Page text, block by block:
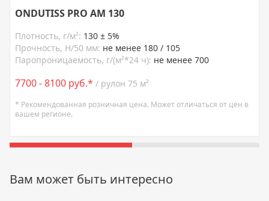
ONDUTISS PRO AM 130
Плотность, г/м²: 130 ± 5%
Прочность, Н/50 мм: не менее 180 / 105
Паропроницаемость, г/(м²*24 ч): не менее 700
7700 - 8100 руб.* / рулон 75 м²
* Рекомендованная розничная цена. Может отличаться от цен в
вашем регионе.
Вам может быть интересно